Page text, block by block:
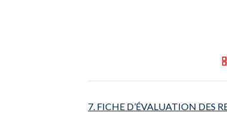
7. FICHE D’ÉVALUATION DES